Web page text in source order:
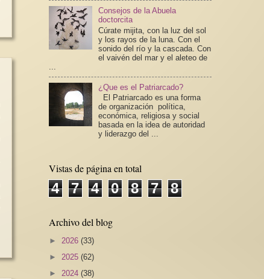
Consejos de la Abuela
doctorcita
Cúrate mijita, con la luz del sol
y los rayos de la luna. Con el
sonido del río y la cascada. Con
el vaivén del mar y el aleteo de
¿Que es el Patriarcado?
El Patriarcado es una forma
de organización política,
económica, religiosa y social
basada en la idea de autoridad
y liderazgo del ...
Vistas de página en total
4 7 4 0 8 7 8
Archivo del blog
► 2026 (33)
► 2025 (62)
► 2024 (38)